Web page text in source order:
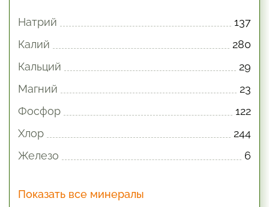
Натрий
137
Калий
280
Кальций
29
Магний
23
Фосфор
122
Хлор
244
Железо
6
Показать все минералы